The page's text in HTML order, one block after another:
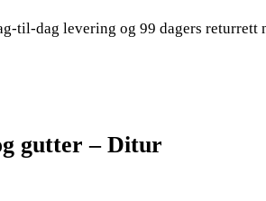
til-dag levering og 99 dagers returrett
gutter – Ditur